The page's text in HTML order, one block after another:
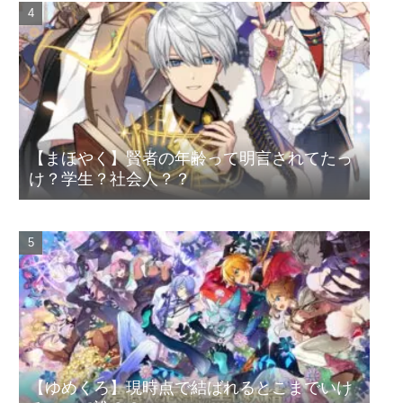
【まほやく】賢者の年齢って明言されてたっ
け？学生？社会人？？
【ゆめくろ】現時点で結ばれるとこまでいけ